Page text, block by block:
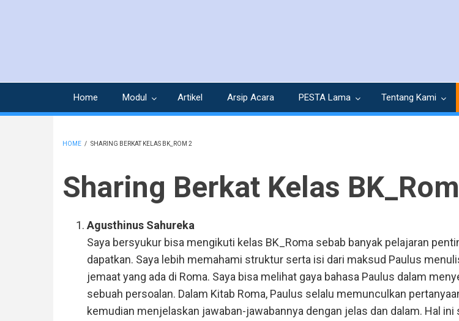
Home Modul Artikel Arsip Acara PESTA Lama Tentang Kami
HOME / SHARING BERKAT KELAS BK_ROM 2
Sharing Berkat Kelas
Agusthinus Sahureka
Saya bersyukur bisa mengikuti kelas BK_Roma sebab banyak pelajaran
dapatkan. Saya lebih memahami struktur serta isi dari maksud Paulus
jemaat yang ada di Roma. Saya bisa melihat gaya bahasa Paulus dalam
sebuah persoalan. Dalam Kitab Roma, Paulus selalu memunculkan
kemudian menjelaskan jawaban-jawabannya dengan jelas dan dalam. Hal ini